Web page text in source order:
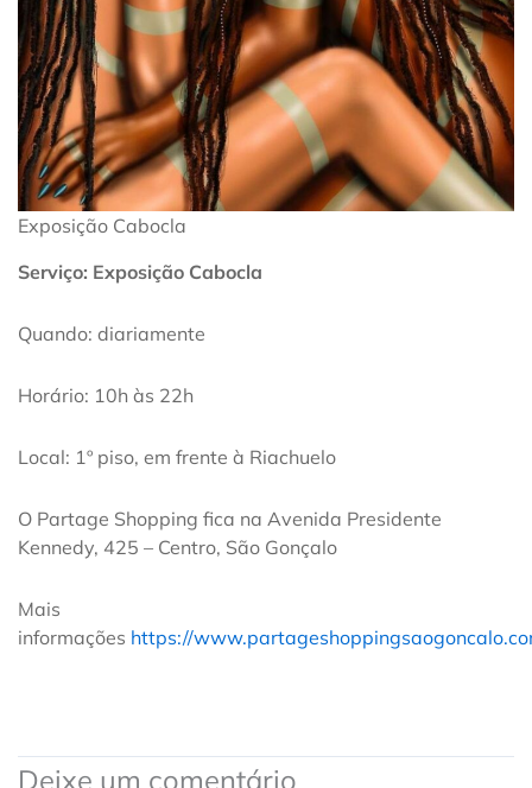
Exposição Cabocla
Serviço: Exposição Cabocla
Quando: diariamente
Horário: 10h às 22h
Local: 1º piso, em frente à Riachuelo
O Partage Shopping fica na Avenida Presidente
Kennedy, 425 – Centro, São Gonçalo
Mais
informações https://
Deixe um comentário